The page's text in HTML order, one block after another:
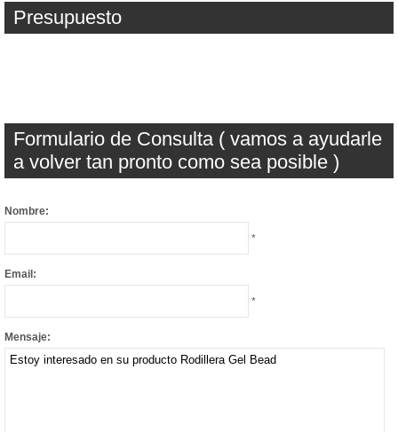
Presupuesto
Formulario de Consulta ( vamos a ayudarle
a volver tan pronto como sea posible )
Nombre:
*
Email:
*
Mensaje: